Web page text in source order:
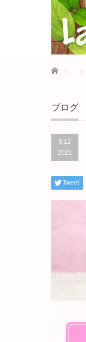
Home
ブログ
8.12
2021
Tweet